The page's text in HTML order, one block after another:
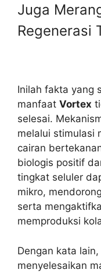
Juga
Regenerasi
Inilah fakta yang
manfaat Vortex
selesai.
melalui stimulasi
cairan
biologis positif
tingkat seluler
mikro,
serta
memproduksi
Dengan kata
menyelesaikan